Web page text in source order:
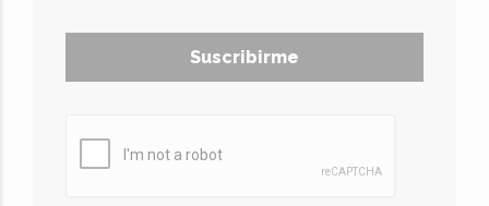
Suscribirme